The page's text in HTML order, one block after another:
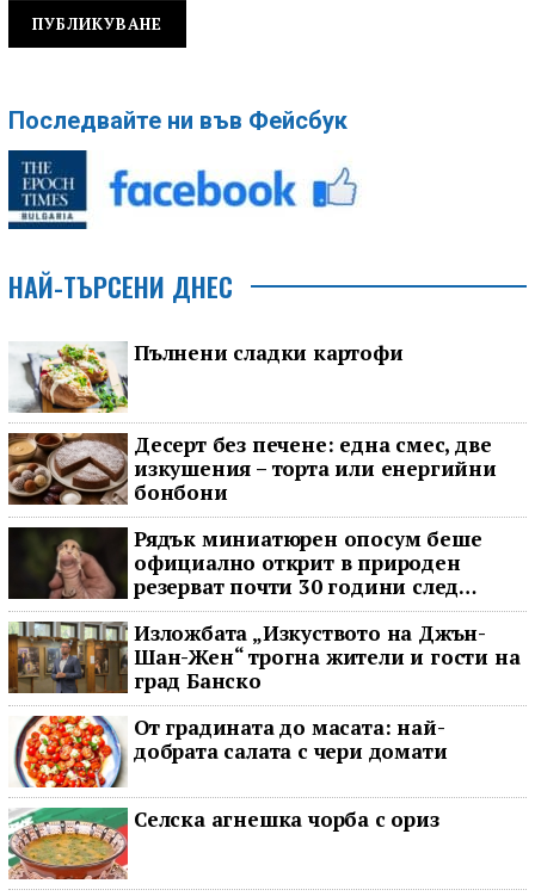
Последвайте ни във Фейсбук
НАЙ-ТЪРСЕНИ ДНЕС
Пълнени сладки картофи
Десерт без печене: една смес, две
изкушения – торта или енергийни
бонбони
Рядък миниатюрен опосум беше
официално открит в природен
резерват почти 30 години след
последното му наблюдение
Изложбата „Изкуството на Джън-
Шан-Жен“ трогна жители и гости на
град Банско
От градината до масата: най-
добрата салата с чери домати
Селска агнешка чорба с ориз